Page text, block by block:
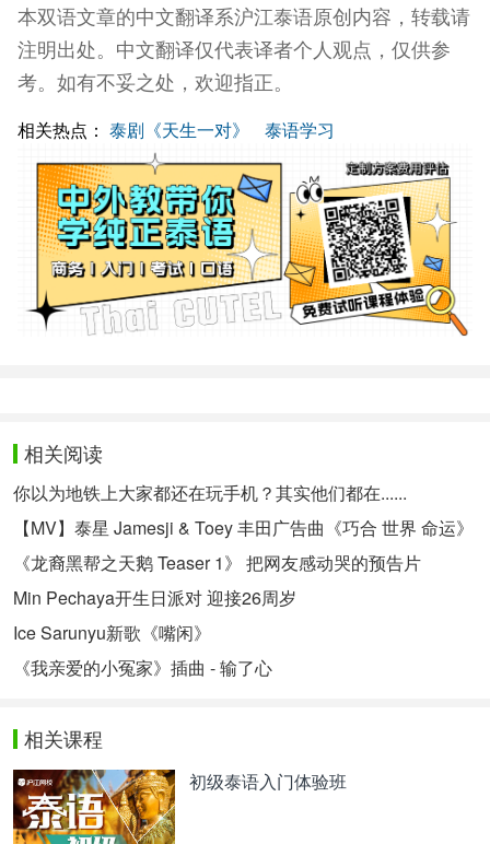
本双语文章的中文翻译系沪江泰语原创内容，转载请
注明出处。中文翻译仅代表译者个人观点，仅供参
考。如有不妥之处，欢迎指正。
相关热点： 泰剧《天生一对》 泰语学习
相关阅读
你以为地铁上大家都还在玩手机？其实他们都在......
【MV】泰星 Jamesji & Toey 丰田广告曲《巧合 世界 命运》
《龙裔黑帮之天鹅 Teaser 1》 把网友感动哭的预告片
Min Pechaya开生日派对 迎接26周岁
Ice Sarunyu新歌《嘴闲》
《我亲爱的小冤家》插曲 - 输了心
相关课程
初级泰语入门体验班